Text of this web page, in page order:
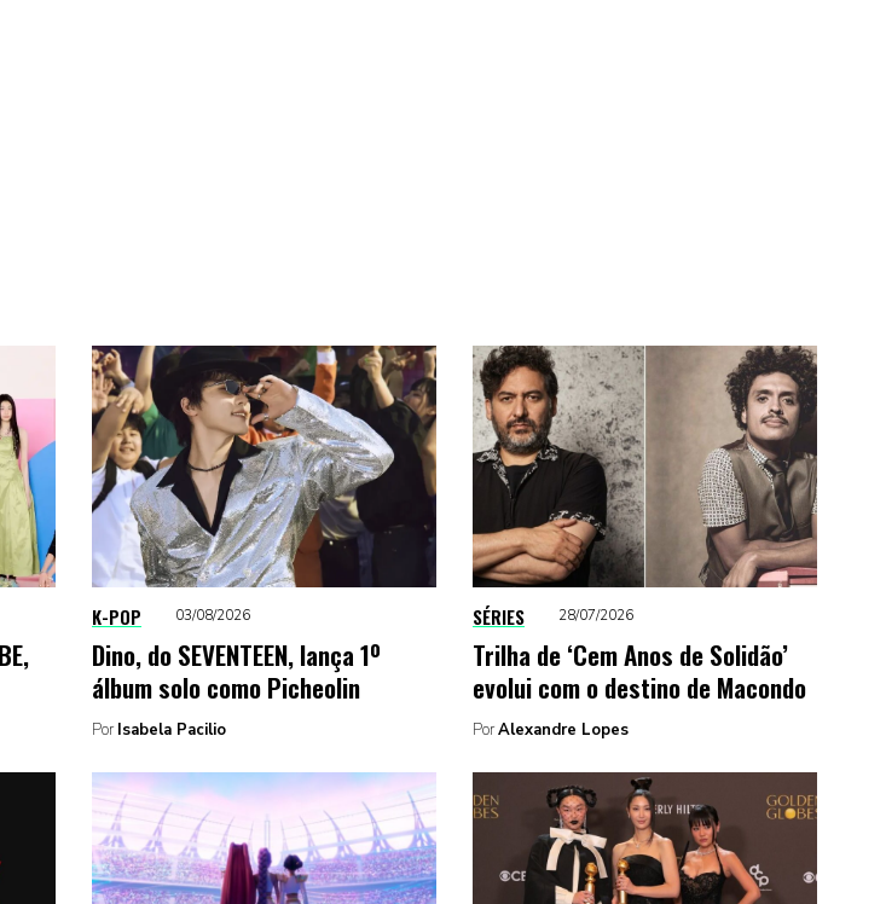
K-POP 03/08/2026
Dino, do SEVENTEEN, lança 1º
álbum solo como Picheolin
Por Isabela Pacilio
SÉRIES 28/07/2026
Trilha de ‘Cem Anos de Solidão’
evolui com o destino de Macondo
PorAlexandre Lopes